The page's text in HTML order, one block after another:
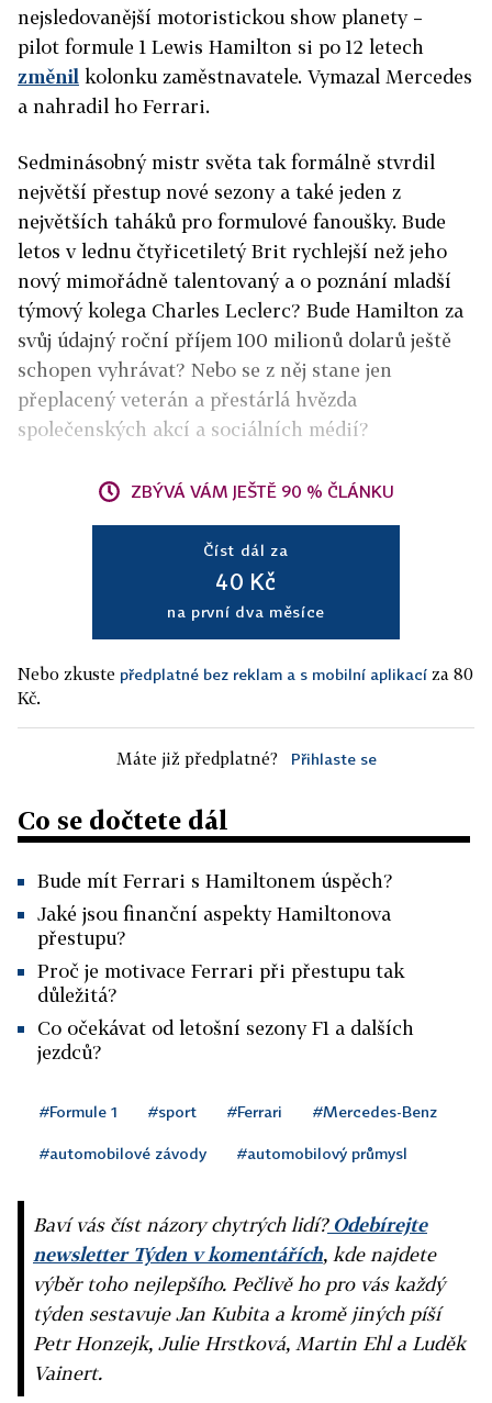
nejsledovanější motoristickou show planety –
pilot formule 1 Lewis Hamilton si po 12 letech
změnil kolonku zaměstnavatele. Vymazal Mercedes
a nahradil ho Ferrari.
Sedminásobný mistr světa tak formálně stvrdil
největší přestup nové sezony a také jeden z
největších taháků pro formulové fanoušky. Bude
letos v lednu čtyřicetiletý Brit rychlejší než jeho
nový mimořádně talentovaný a o poznání mladší
týmový kolega Charles Leclerc? Bude Hamilton za
svůj údajný roční příjem 100 milionů dolarů ještě
schopen vyhrávat? Nebo se z něj stane jen
přeplacený veterán a přestárlá hvězda
společenských akcí a sociálních médií?
ZBÝVÁ VÁM JEŠTĚ 90 % ČLÁNKU
Číst dál za
40 Kč
na první dva měsíce
Nebo zkuste předplatné bez reklam a s mobilní aplikací za 80
Kč.
Máte již předplatné? Přihlaste se
Co se dočtete dál
Bude mít Ferrari s Hamiltonem úspěch?
Jaké jsou finanční aspekty Hamiltonova
přestupu?
Proč je motivace Ferrari při přestupu tak
důležitá?
Co očekávat od letošní sezony F1 a dalších
jezdců?
#Formule 1 #sport #Ferrari #Mercedes-Benz
#automobilové závody #automobilový průmysl
Baví vás číst názory chytrých lidí?Odebírejte
newsletter Týden v komentářích, kde najdete
výběr toho nejlepšího. Pečlivě ho pro vás každý
týden sestavuje Jan Kubita a kromě jiných píší
Petr Honzejk, Julie Hrstková, Martin Ehl a Luděk
Vainert.